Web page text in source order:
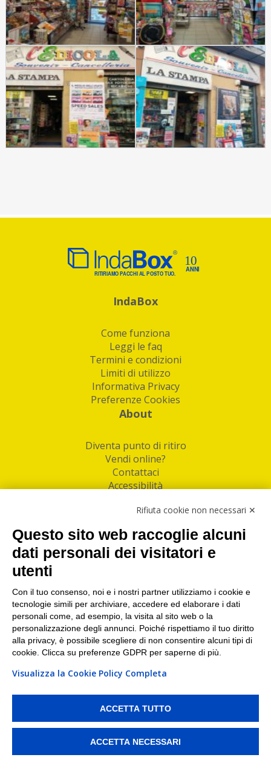
IndaBox
Come funziona
Leggi le faq
Termini e condizioni
Limiti di utilizzo
Informativa Privacy
Preferenze Cookies
About
Diventa punto di ritiro
Vendi online?
Contattaci
Accessibilità
Facebook
Linkedin
I nostri punti di ritiro e spedizione pacchi nelle
maggiori città italiane
Torino|Milano|Roma|Bologna|Firenze| Genova
Napoli|Varese
PI/CF/N°Iscr.: 10821360012 | REA: RM 1494760 | Cap.Soc.: 50.000€ |
Whistleblowing|Privacy |Preferenze Cookies
ritirare i tuoi acquisti online e spedire i tuoi pacchi.
Rifiuta cookie non necessari ✕
Questo sito web raccoglie alcuni
dati personali dei visitatori e
utenti
Con il tuo consenso, noi e i nostri partner utilizziamo i cookie e
tecnologie simili per archiviare, accedere ed elaborare i dati
personali come, ad esempio, la visita al sito web o la
personalizzazione degli annunci. Poiché rispettiamo il tuo diritto
alla privacy, è possibile scegliere di non consentire alcuni tipi di
cookie. Clicca su preferenze GDPR per saperne di più.
Visualizza la Cookie Policy Completa
ACCETTA TUTTO
ACCETTA NECESSARI